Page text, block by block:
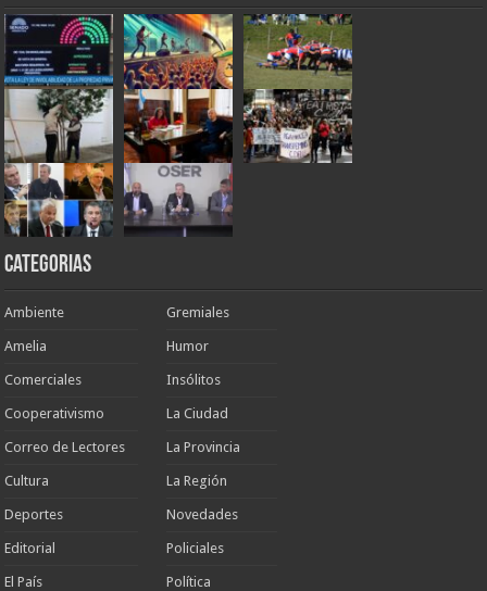
Categorias
Ambiente
Amelia
Comerciales
Cooperativismo
Correo de Lectores
Cultura
Deportes
Editorial
El País
Gremiales
Humor
Insólitos
La Ciudad
La Provincia
La Región
Novedades
Policiales
Política